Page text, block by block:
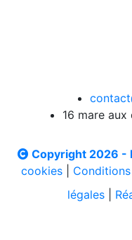
16 mare aux
Copyright 2026 -
cookies|
légales